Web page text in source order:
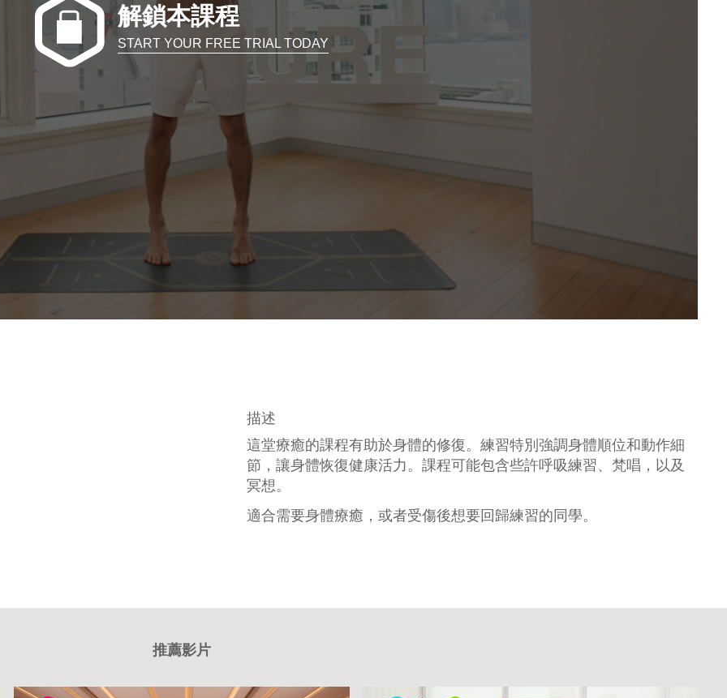
解鎖本課程
START YOUR FREE TRIAL TODAY
描述
這堂療癒的課程有助於身體的修復。練習特別強調身體順位和動作細
節，讓身體恢復健康活力。課程可能包含些許呼吸練習、梵唱，以及
冥想。
適合需要身體療癒，或者受傷後想要回歸練習的同學。
推薦影片